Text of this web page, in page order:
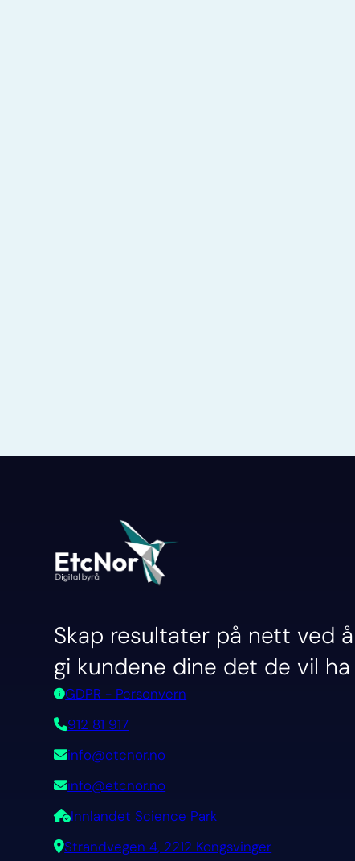
Skap resultater på nett ved å
gi kundene dine det de vil ha
GDPR - Personvern
912 81 917
info@etcnor.no
info@etcnor.no
Innlandet Science Park
Strandvegen 4, 2212 Kongsvinger